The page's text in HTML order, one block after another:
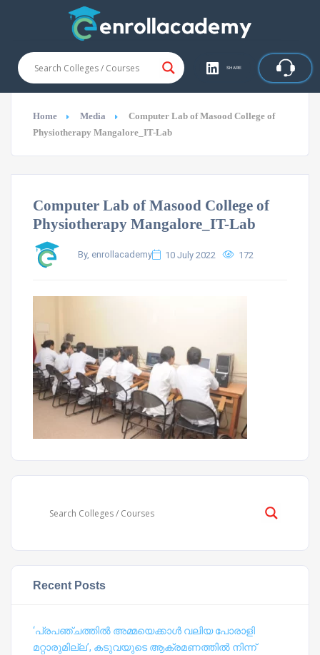
SHARE
Home Media
Computer Lab of Masood College of
Physiotherapy Mangalore_IT-Lab
Computer Lab of Masood College of
Physiotherapy Mangalore_IT-Lab
By, enrollacademy 10 July 2022 172
Recent Posts
‘പ്രപഞ്ചത്തില്‍ അമ്മയെക്കാള്‍ വലിയ പോരാളി
മറ്റാരുമില്ല’, കടുവയുടെ ആക്രമണത്തില്‍ നിന്ന്